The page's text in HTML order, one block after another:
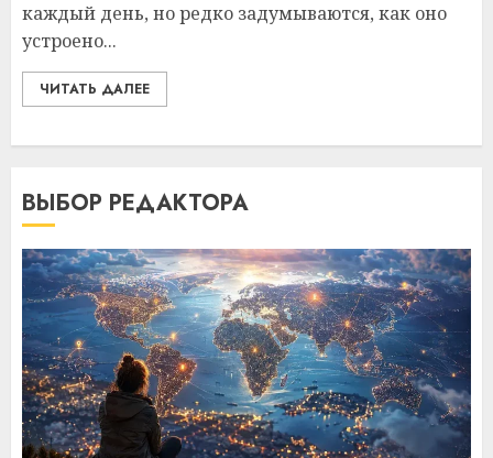
каждый день, но редко задумываются, как оно
устроено...
ЧИТАТЬ ДАЛЕЕ
ВЫБОР РЕДАКТОРА